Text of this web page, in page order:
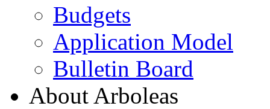
Budgets
Application Model
Bulletin Board
About Arboleas